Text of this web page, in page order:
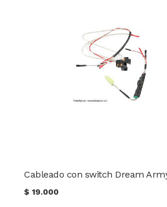
Cableado con switch Dream
$19.000